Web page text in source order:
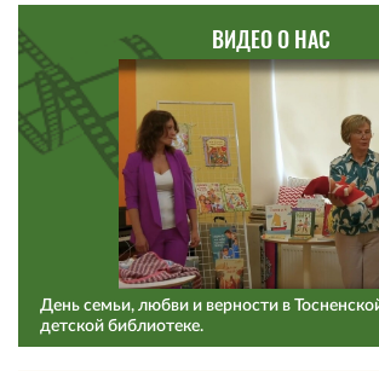
ВИДЕО О НАС
День семьи, любви и верности в
детской библиотеке.